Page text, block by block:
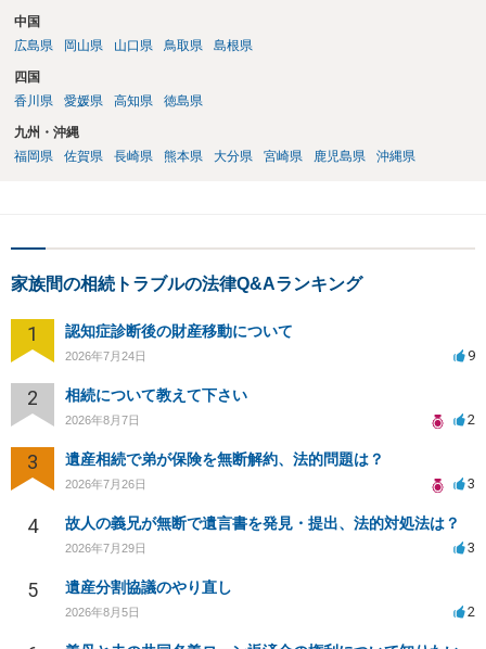
中国
広島県
岡山県 山口県 鳥取県 島根県
四国
香川県
愛媛県 高知県 徳島県
九州・沖縄
福岡県
佐賀県 長崎県 熊本県 大分県 宮崎県 鹿児島県 沖縄県
家族間の相続トラブルの法律Q&Aランキング
1 認知症診断後の財産移動について
2026年7月24日 9
2 相続について教えて下さい
2026年8月7日 2
3 遺産相続で弟が保険を無断解約、法的問題は？
2026年7月26日 3
4 故人の義兄が無断で遺言書を発見・提出、法的対処法は？
2026年7月29日 3
5 遺産分割協議のやり直し
2026年8月5日 2